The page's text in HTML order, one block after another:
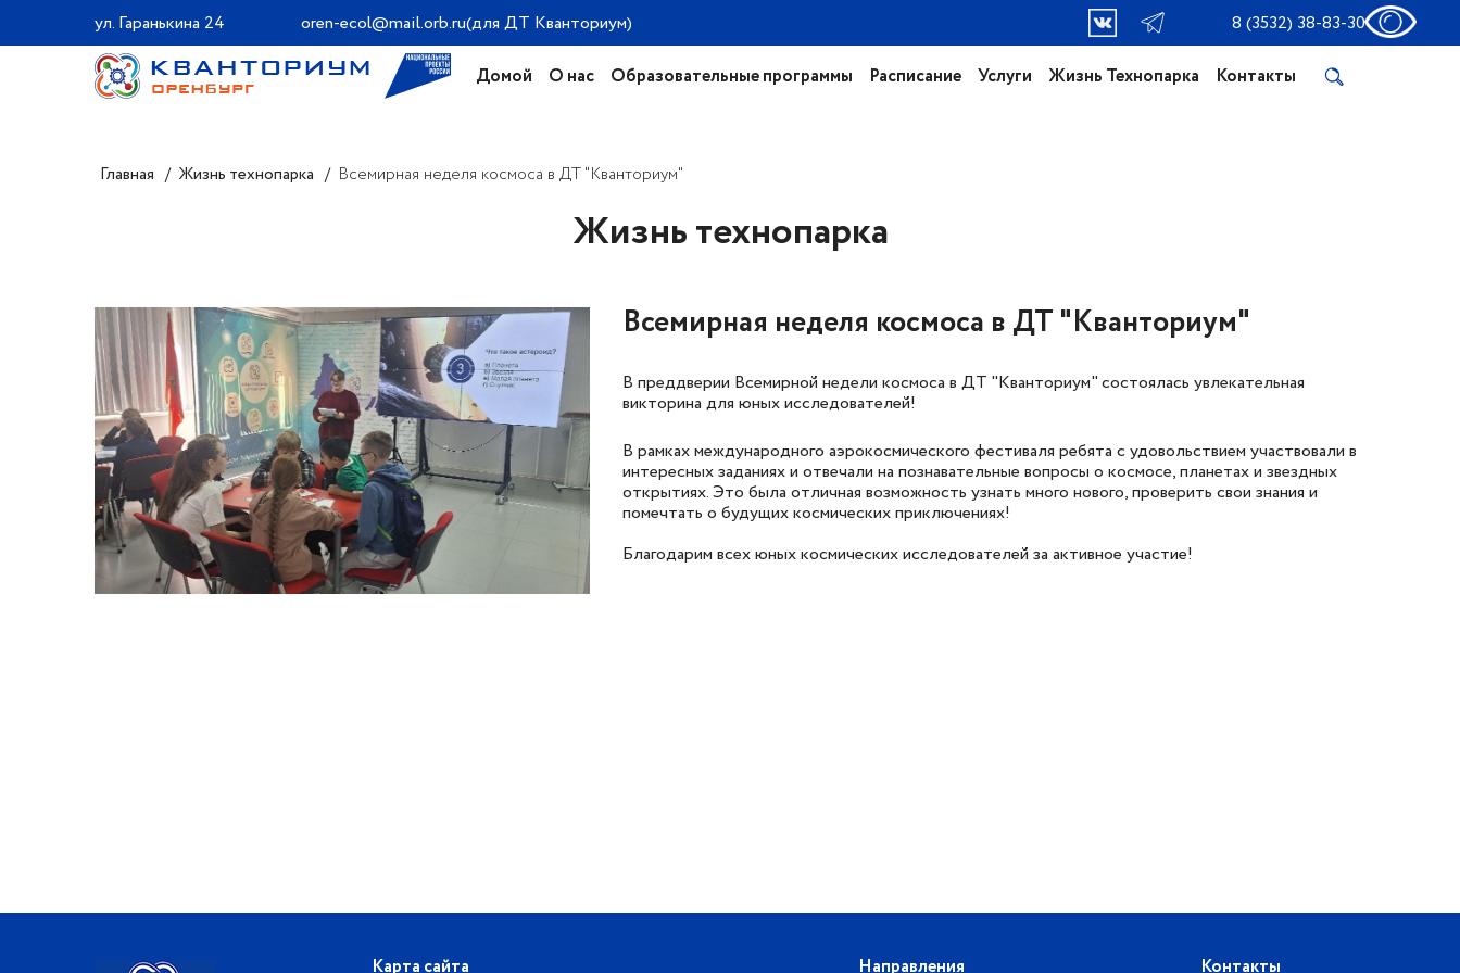
ул. Гаранькина 24 oren-ecol@mail.orb.ru(для ДТ Кванториум) 8 (3532) 38-83-30
Домой О нас Образовательные программы Расписание Услуги Жизнь Технопарка Контакты
Главная Жизнь технопарка Всемирная неделя космоса в ДТ "Кванториум"
Жизнь технопарка
Всемирная неделя космоса в ДТ "Кванториум"
В преддверии Всемирной недели космоса в ДТ "Кванториум" состоялась увлекательная
викторина для юных исследователей!
В рамках международного аэрокосмического фестиваля ребята с удовольствием участвовали в
интересных заданиях и отвечали на познавательные вопросы о космосе, планетах и звездных
открытиях. Это была отличная возможность узнать много нового, проверить свои знания и
помечтать о будущих космических приключениях!
Благодарим всех юных космических исследователей за активное участие!
Карта сайта Направления Контакты